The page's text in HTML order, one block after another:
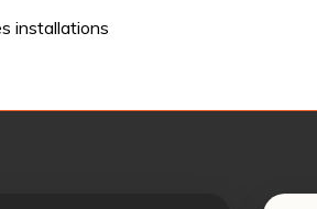
installations